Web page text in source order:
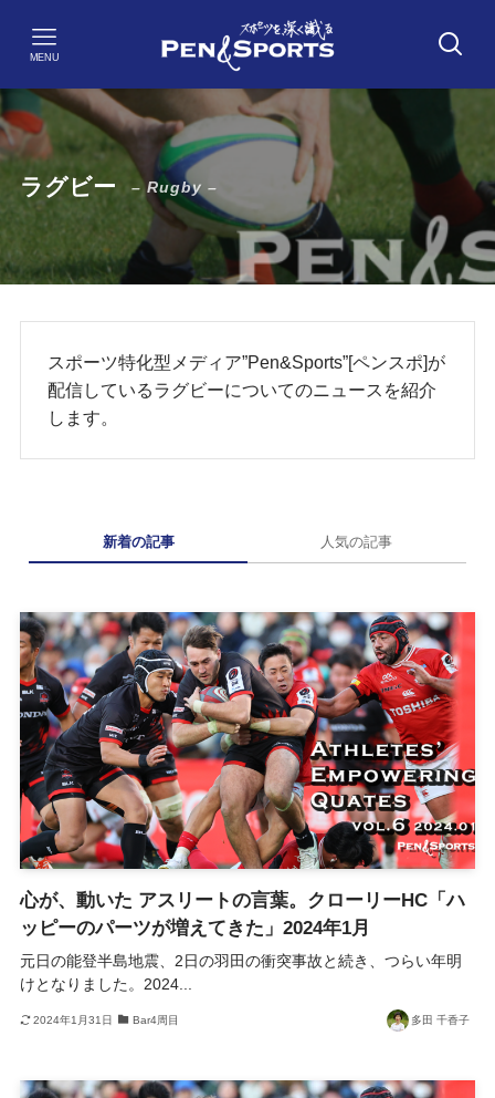
MENU
ラグビー – Rugby –
スポーツ特化型メディア”Pen&Sports”[ペンスポ]が
配信しているラグビーについてのニュースを紹介
します。
新着の記事 人気の記事
心が、動いた アスリートの言葉。クローリーHC「ハ
ッピーのパーツが増えてきた」2024年1月
元日の能登半島地震、2日の羽田の衝突事故と続き、つらい年明
けとなりました。2024...
2024年1月31日 Bar4周目 多田 千香子